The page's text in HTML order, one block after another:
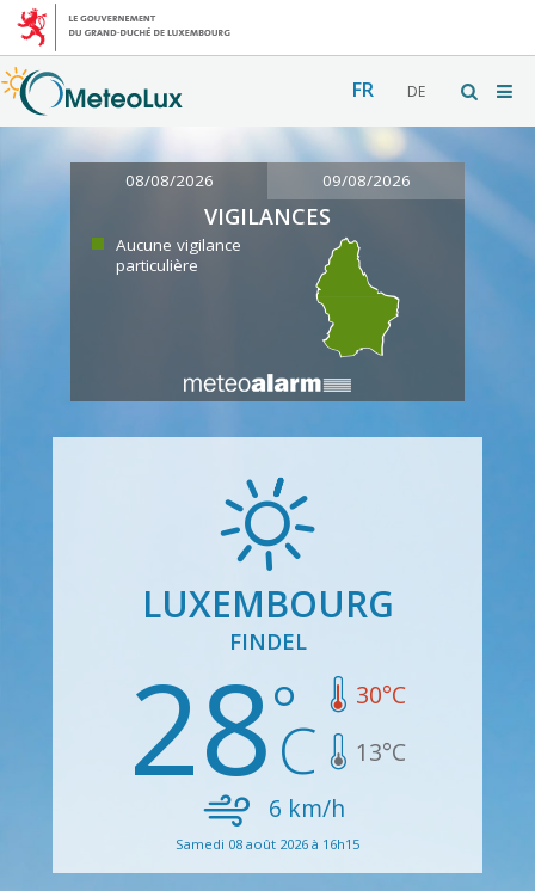
FR DE
08/08/2026 09/08/2026
VIGILANCES
Aucune vigilance
particulière
LUXEMBOURG
FINDEL
28 30°C
13°C
6 km/h
Samedi 08 août 2026 à 16h15